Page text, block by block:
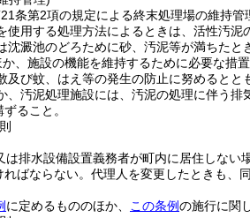
条第2項の規定による終末処理場の維持管
使用する処理方法によるときは、活性汚泥
沈澱池のどろために砂、汚泥等が満ちたと
、施設の機能を維持するために必要な措置
及び蚊、はえ等の発生の防止に努めるとと
、汚泥処理施設には、汚泥の処理に伴う
ること。
は排水設備設置義務者が町内に居住しない
ばならない。 代理人を変更したときも、
に定めるもののほか、 この条例の施行に関